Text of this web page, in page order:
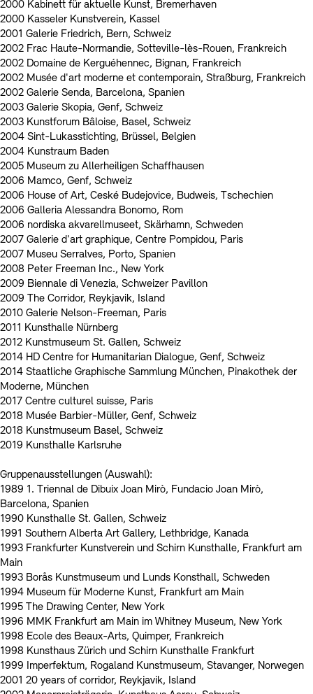
2000 Kabinett für aktuelle Kunst, Bremerhaven
2000 Kasseler Kunstverein, Kassel
2001 Galerie Friedrich, Bern, Schweiz
2002 Frac Haute-Normandie, Sotteville-lès-Rouen, Frankreich
2002 Domaine de Kerguéhennec, Bignan, Frankreich
2002 Musée d'art moderne et contemporain, Straßburg, Frankreich
2002 Galerie Senda, Barcelona, Spanien
2003 Galerie Skopia, Genf, Schweiz
2003 Kunstforum Bâloise, Basel, Schweiz
2004 Sint-Lukasstichting, Brüssel, Belgien
2004 Kunstraum Baden
2005 Museum zu Allerheiligen Schaffhausen
2006 Mamco, Genf, Schweiz
2006 House of Art, Ceské Budejovice, Budweis, Tschechien
2006 Galleria Alessandra Bonomo, Rom
2006 nordiska akvarellmuseet, Skärhamn, Schweden
2007 Galerie d'art graphique, Centre Pompidou, Paris
2007 Museu Serralves, Porto, Spanien
2008 Peter Freeman Inc., New York
2009 Biennale di Venezia, Schweizer Pavillon
2009 The Corridor, Reykjavik, Island
2010 Galerie Nelson-Freeman, Paris
2011 Kunsthalle Nürnberg
2012 Kunstmuseum St. Gallen, Schweiz
2014 HD Centre for Humanitarian Dialogue, Genf, Schweiz
2014 Staatliche Graphische Sammlung München, Pinakothek der
Moderne, München
2017 Centre culturel suisse, Paris
2018 Musée Barbier-Müller, Genf, Schweiz
2018 Kunstmuseum Basel, Schweiz
2019 Kunsthalle Karlsruhe
Gruppenausstellungen (Auswahl):
1989 1. Triennal de Dibuix Joan Mirò, Fundacio Joan Mirò,
Barcelona, Spanien
1990 Kunsthalle St. Gallen, Schweiz
1991 Southern Alberta Art Gallery, Lethbridge, Kanada
1993 Frankfurter Kunstverein und Schirn Kunsthalle, Frankfurt am
Main
1993 Borås Kunstmuseum und Lunds Konsthall, Schweden
1994 Museum für Moderne Kunst, Frankfurt am Main
1995 The Drawing Center, New York
1996 MMK Frankfurt am Main im Whitney Museum, New York
1998 Ecole des Beaux-Arts, Quimper, Frankreich
1998 Kunsthaus Zürich und Schirn Kunsthalle Frankfurt
1999 Imperfektum, Rogaland Kunstmuseum, Stavanger, Norwegen
2001 20 years of corridor, Reykjavik, Island